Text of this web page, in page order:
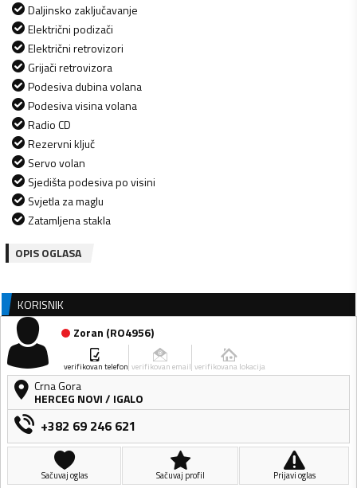
Daljinsko zaključavanje
Električni podizači
Električni retrovizori
Grijači retrovizora
Podesiva dubina volana
Podesiva visina volana
Radio CD
Rezervni ključ
Servo volan
Sjedišta podesiva po visini
Svjetla za maglu
Zatamljena stakla
OPIS OGLASA
KORISNIK
Zoran (RO4956)
verifikovan telefon verifikovan email verifikovana lokacija
Crna Gora
HERCEG NOVI/ IGALO
+382 69 246 621
Sačuvaj oglas Sačuvaj profil Prijavi oglas